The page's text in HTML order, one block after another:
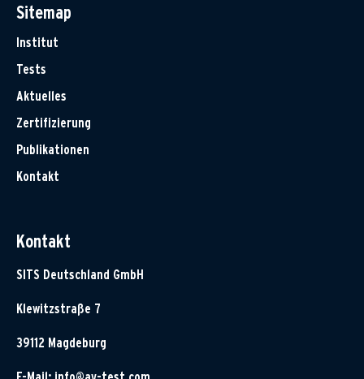
Sitemap
Institut
Tests
Aktuelles
Zertifizierung
Publikationen
Kontakt
Kontakt
SITS Deutschland GmbH
Klewitzstraße 7
39112 Magdeburg